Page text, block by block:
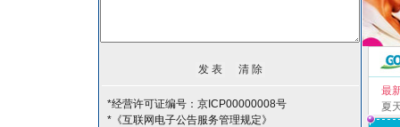
*经营许可证编号：京ICP00000008号
*《互联网电子公告服务管理规定》
最
夏